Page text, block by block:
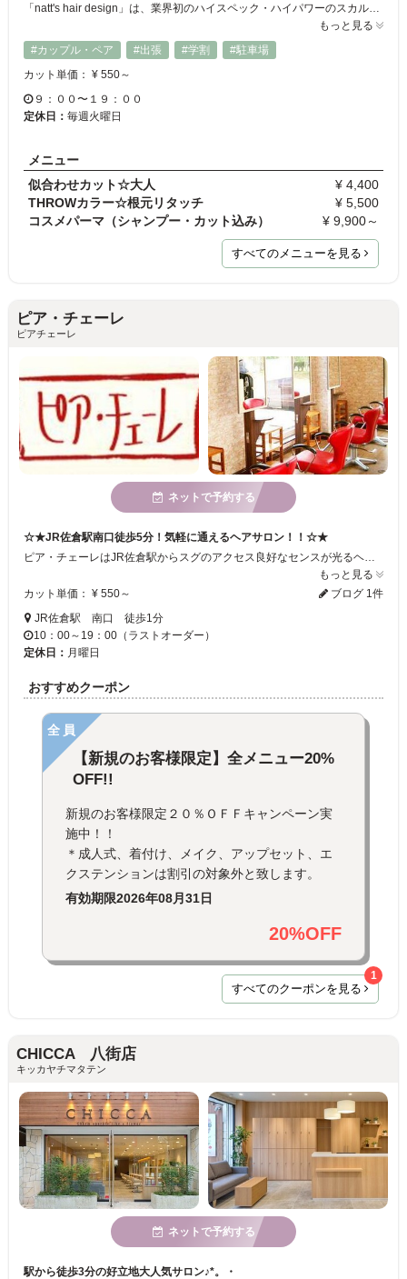
「natt's hair design」は、業界初のハイスペック・ハイパワーのスカルプマシン”Dr.SCALP（ドクタースカルプ）”導入していて、自分では見えない頭皮部分をプロの視点から状態を判断し、施術してくれるんです！薄毛・抜け毛でお悩みの方は、見える美容師にお任せしてみては？
もっと見る
#カップル・ペア
#出張 #学割
#駐車場
カット単価： ¥ 550～
９：００〜１９：００
定休日： 毎週火曜日
メニュー
似合わせカット☆大人
¥ 4,400
THROWカラー☆根元リタッチ
¥ 5,500
コスメパーマ（シャンプー・カット込み）
¥ 9,900～
すべてのメニューを見る
ピア・チェーレ
ピアチェーレ
ネットで予約する
☆★JR佐倉駅南口徒歩5分！気軽に通えるヘアサロン！！☆★
もっと見る
カット単価： ¥ 550～
ブログ 1件
JR佐倉駅 南口 徒歩1分
10：00～19：00（ラストオーダー）
定休日： 月曜日
おすすめクーポン
全員
【新規のお客様限定】全メニュー20%
OFF!!
新規のお客様限定２０％ＯＦＦキャンペーン実
施中！！
＊成人式、着付け、メイク、アップセット、エ
クステンションは割引の対象外と致します。
有効期限2026年08月31日
20%OFF
すべてのクーポンを見る
1
CHICCA 八街店
キッカヤチマタテン
ネットで予約する
駅から徒歩3分の好立地大人気サロン♪*。・